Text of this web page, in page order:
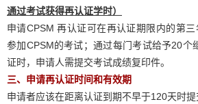
通过考试获得再认证学时）
申请CPSM 再认证可在再认证期限内的第
参加CPSM的考试；通过每门考试给予20个
证时，申请人需提交考试成绩复印件。
三、申请再认证时间和有效期
申请者应该在距离认证到期不早于120天时提